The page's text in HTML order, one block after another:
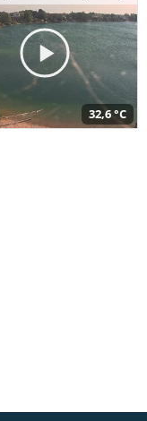
32,6 °C